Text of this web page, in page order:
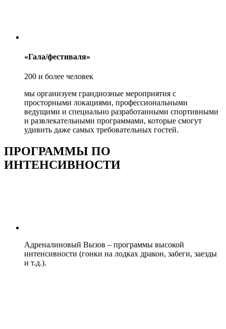
«Гала/фестиваля»
200 и более человек
мы организуем грандиозные мероприятия с
просторными локациями, профессиональными
ведущими и специально разработанными спортивными
и развлекательными программами, которые смогут
удивить даже самых требовательных гостей.
ПРОГРАММЫ ПО
ИНТЕНСИВНОСТИ
Адреналиновый Вызов – программы высокой
интенсивности (гонки на лодках дракон, забеги, заезды
и т.д.).